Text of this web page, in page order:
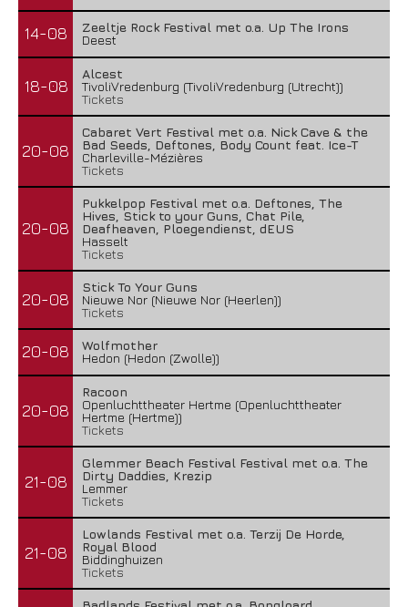
14-08
Zeeltje Rock Festival met o.a. Up The Irons
Deest
18-08
Alcest
TivoliVredenburg (TivoliVredenburg (Utrecht))
Tickets
20-08
Cabaret Vert Festival met o.a. Nick Cave & the
Bad Seeds, Deftones, Body Count feat. Ice-T
Charleville-Mézières
Tickets
20-08
Pukkelpop Festival met o.a. Deftones, The
Hives, Stick to your Guns, Chat Pile,
Deafheaven, Ploegendienst, dEUS
Hasselt
Tickets
20-08
Stick To Your Guns
Nieuwe Nor (Nieuwe Nor (Heerlen))
Tickets
20-08
Wolfmother
Hedon (Hedon (Zwolle))
20-08
Racoon
Openluchttheater Hertme (Openluchttheater
Hertme (Hertme))
Tickets
21-08
Glemmer Beach Festival Festival met o.a. The
Dirty Daddies, Krezip
Lemmer
Tickets
21-08
Lowlands Festival met o.a. Terzij De Horde,
Royal Blood
Biddinghuizen
Tickets